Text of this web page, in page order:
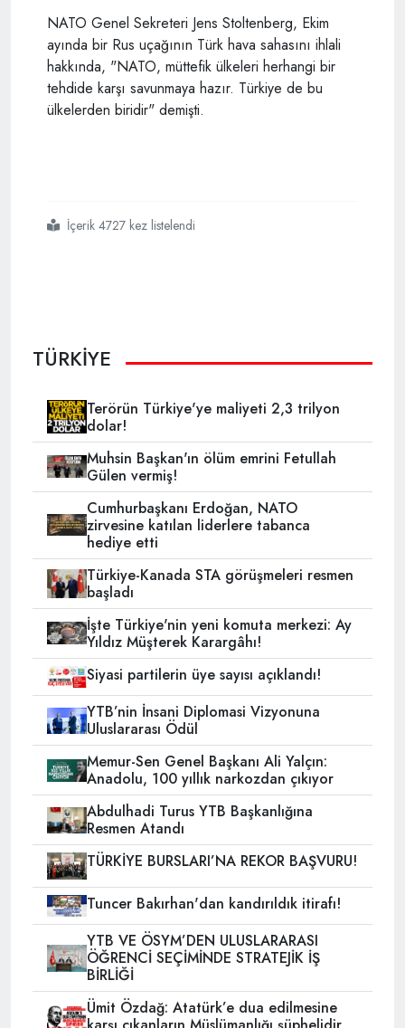
NATO Genel Sekreteri Jens Stoltenberg, Ekim
ayında bir Rus uçağının Türk hava sahasını ihlali
hakkında, "NATO, müttefik ülkeleri herhangi bir
tehdide karşı savunmaya hazır. Türkiye de bu
ülkelerden biridir" demişti.
#nato
#türkiyeİçerik 4727 kez listelendi
TÜRKİYE
Terörün Türkiye'ye maliyeti 2,3 trilyon
dolar!
Muhsin Başkan'ın ölüm emrini Fetullah
Gülen vermiş!
Cumhurbaşkanı Erdoğan, NATO
zirvesine katılan liderlere tabanca
hediye etti
Türkiye-Kanada STA görüşmeleri resmen
başladı
İşte Türkiye'nin yeni komuta merkezi: Ay
Yıldız Müşterek Karargâhı!
Siyasi partilerin üye sayısı açıklandı!
YTB’nin İnsani Diplomasi Vizyonuna
Uluslararası Ödül
Memur-Sen Genel Başkanı Ali Yalçın:
Anadolu, 100 yıllık narkozdan çıkıyor
Abdulhadi Turus YTB Başkanlığına
Resmen Atandı
TÜRKİYE BURSLARI’NA REKOR BAŞVURU!
Tuncer Bakırhan'dan kandırıldık itirafı!
YTB VE ÖSYM’DEN ULUSLARARASI
ÖĞRENCİ SEÇİMİNDE STRATEJİK İŞ
BİRLİĞİ
Ümit Özdağ: Atatürk’e dua edilmesine